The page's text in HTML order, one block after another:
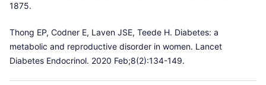
1875.
Thong EP, Codner E, Laven JSE, Teede H. Diabetes: a
metabolic and reproductive disorder in women. Lancet
Diabetes Endocrinol. 2020 Feb;8(2):134-149.